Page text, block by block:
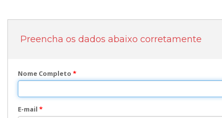
Preencha os dados abaixo corretamente
Nome Completo *
E-mail *